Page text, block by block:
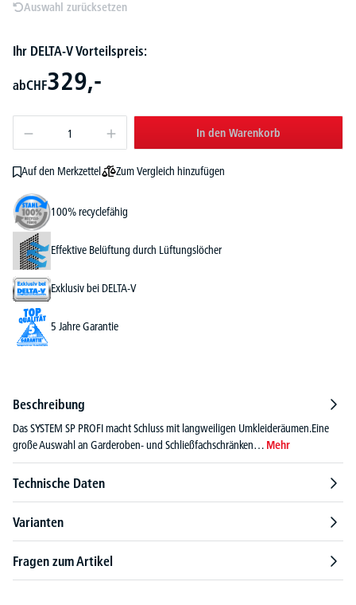
Auswahl zurücksetzen
Ihr DELTA-V Vorteilspreis:
abCHF329,-
In den Warenkorb
Auf den Merkzettel Zum Vergleich hinzufügen
100% recyclefähig
Effektive Belüftung durch Lüftungslöcher
Exklusiv bei DELTA-V
5 Jahre Garantie
Beschreibung
Das SYSTEM SP PROFI macht Schluss mit langweiligen Umkleideräumen.Eine
große Auswahl an Garderoben- und Schließfachschränken… Mehr
Technische Daten
Varianten
Fragen zum Artikel